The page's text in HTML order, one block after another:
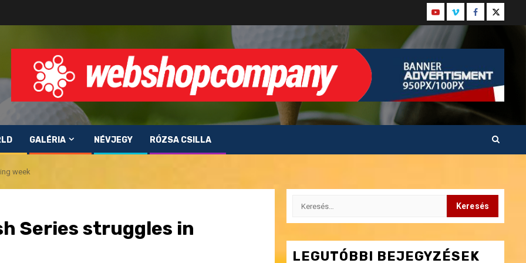
YoutubeVimeoFacebook
Twitter
GALÉRIA NÉVJEGY RÓZSA CSILLA
week
Series struggles in
Keresés:
LEGUTÓBBI BEJEGYZÉSEK